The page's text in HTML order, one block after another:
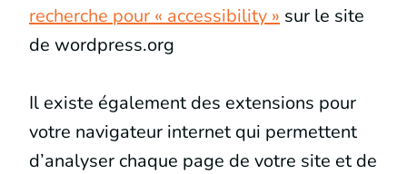
recherche pour « accessibility » sur le site
de wordpress.org
Il existe également des extensions pour
votre navigateur internet qui permettent
d’analyser chaque page de votre site et de